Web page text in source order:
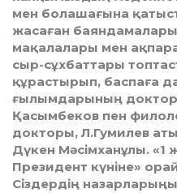
мен болашағына
жасаған
мақалалары мен
сыр-сұхбаттары
құрастырып, баспаға
ғылымдарының
Қасымбеков пен
докторы, Л.Гумилев
Дүкен Мәсімханұлы. «1
Президент күніне»
Сіздердің